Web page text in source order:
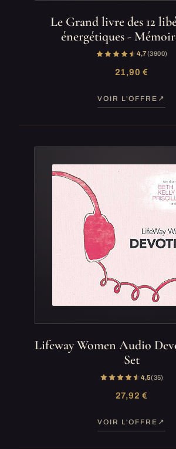
Le Grand livre des 12
énergétiques -
4,7(3 900)
21,90 €
VOIR L'OFFRE
Lifeway Women Audio
Set
4,5(35)
27,92 €
VOIR L'OFFRE